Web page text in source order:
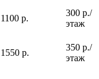
1100 р.
300 р./
этаж
1550 р.
350 р./
этаж